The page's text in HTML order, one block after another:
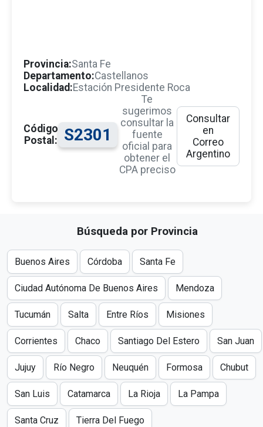
Provincia:Santa Fe
Departamento:Castellanos
Localidad:Estación Presidente Roca
Código
Postal:
S2301
Te
sugerimos
consultar la
fuente
oficial para
obtener el
CPA preciso
Consultar
en
Correo
Argentino
Búsqueda por Provincia
Buenos Aires Córdoba Santa Fe
Ciudad Autónoma De Buenos Aires Mendoza
Tucumán Salta Entre Ríos Misiones
Corrientes Chaco Santiago Del Estero San Juan
Jujuy Río Negro Neuquén Formosa Chubut
San Luis Catamarca La Rioja La Pampa
Santa Cruz Tierra Del Fuego